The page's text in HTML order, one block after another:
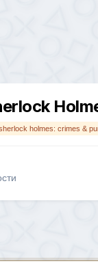
holmes: crimes &